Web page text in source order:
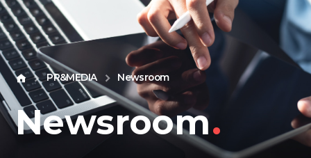
PR&MEDIA Newsroom
Newsroom.